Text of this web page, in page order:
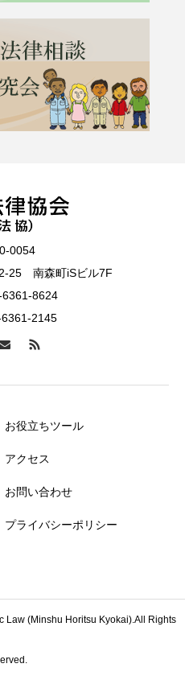
0054
25 南森町iSビル7F
6361-8624
6361-2145
お役立ちツール
アクセス
お問い合わせ
プライバシーポリシー
Law (Minshu Horitsu Kyokai).All Rights